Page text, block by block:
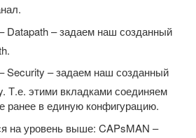
Datapath – задаем наш созданный
Security – задаем наш созданный
Т.е. этими вкладками соединяем
ранее в единую конфигурацию.
на уровень выше: CAPsMAN –